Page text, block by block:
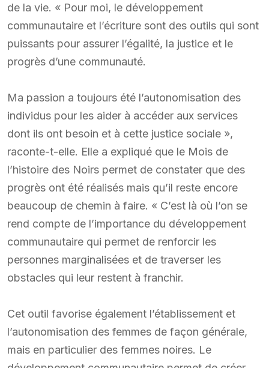
de la vie. « Pour moi, le développement
communautaire et l’écriture sont des outils qui sont
puissants pour assurer l’égalité, la justice et le
progrès d’une communauté.
Ma passion a toujours été l’autonomisation des
individus pour les aider à accéder aux services
dont ils ont besoin et à cette justice sociale »,
raconte-t-elle. Elle a expliqué que le Mois de
l’histoire des Noirs permet de constater que des
progrès ont été réalisés mais qu’il reste encore
beaucoup de chemin à faire. « C’est là où l’on se
rend compte de l’importance du développement
communautaire qui permet de renforcir les
personnes marginalisées et de traverser les
obstacles qui leur restent à franchir.
Cet outil favorise également l’établissement et
l’autonomisation des femmes de façon générale,
mais en particulier des femmes noires. Le